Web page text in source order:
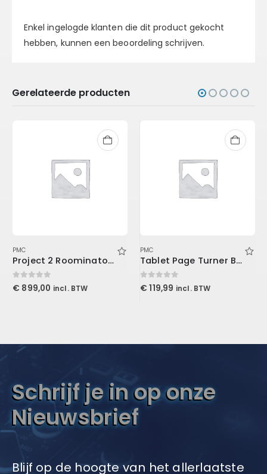
Enkel ingelogde klanten die dit product gekocht
hebben, kunnen een beoordeling schrijven.
Gerelateerde producten
PMC
Project 2 Roominator Kit Burgundy
0out of 5
€ 899,00 incl. BTW
PMC
Tablet Page Turner Bundle
0out of 5
€ 119,99 incl. BTW
Schrijf je in op onze
Nieuwsbrief
Blijf op de hoogte van het allerlaatste